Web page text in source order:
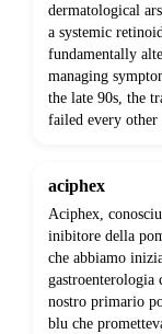
dermatological
a systemic
fundamentally
managing
the late 90s, the
failed every other
aciphex
Aciphex,
inibitore della
che abbiamo
gastroenterologia
nostro primario
blu che